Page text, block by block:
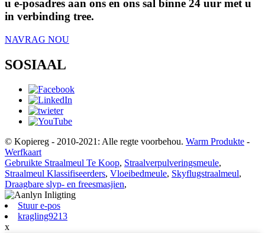
u e-posadres aan ons en ons sal binne 24 uur met u
in verbinding tree.
NAVRAG NOU
SOSIAAL
© Kopiereg - 2010-2021: Alle regte voorbehou. Warm Produkte -
Werfkaart
Gebruikte Straalmeul Te Koop, Straalverpulveringsmeule,
Straalmeul Klassifiseerders, Vloeibedmeule, Skyflugstraalmeul,
Draagbare slyp- en freesmasjien,
Stuur e-pos
kragling9213
x